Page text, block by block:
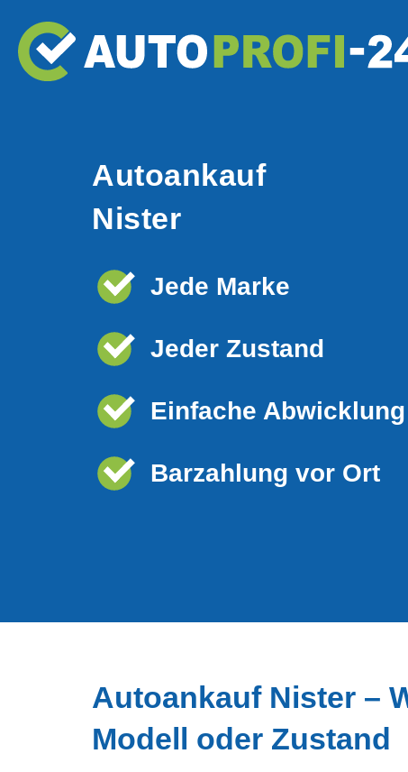
Autoankauf
Nister
Jede Marke
Jeder Zustand
Einfache Abwicklung
Barzahlung vor Ort
Autoankauf Nister –
Modell oder Zustand